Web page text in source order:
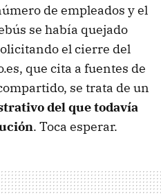
de empleados y el
se había quejado
el cierre del
que cita a fuentes de
se trata de un
del que todavía
. Toca esperar.